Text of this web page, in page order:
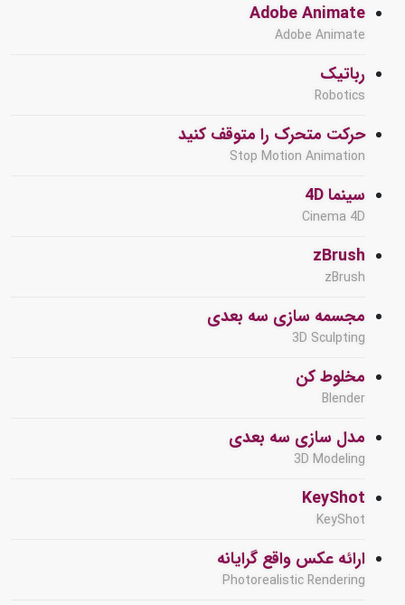
Adobe Animate
Adobe Animate
رباتیک
Robotics
حرکت متحرک را متوقف کنید
Stop Motion Animation
سینما 4D
Cinema 4D
zBrush
zBrush
مجسمه سازی سه بعدی
3D Sculpting
مخلوط کن
Blender
مدل سازی سه بعدی
3D Modeling
KeyShot
KeyShot
ارائه عکس واقع گرایانه
Photorealistic Rendering